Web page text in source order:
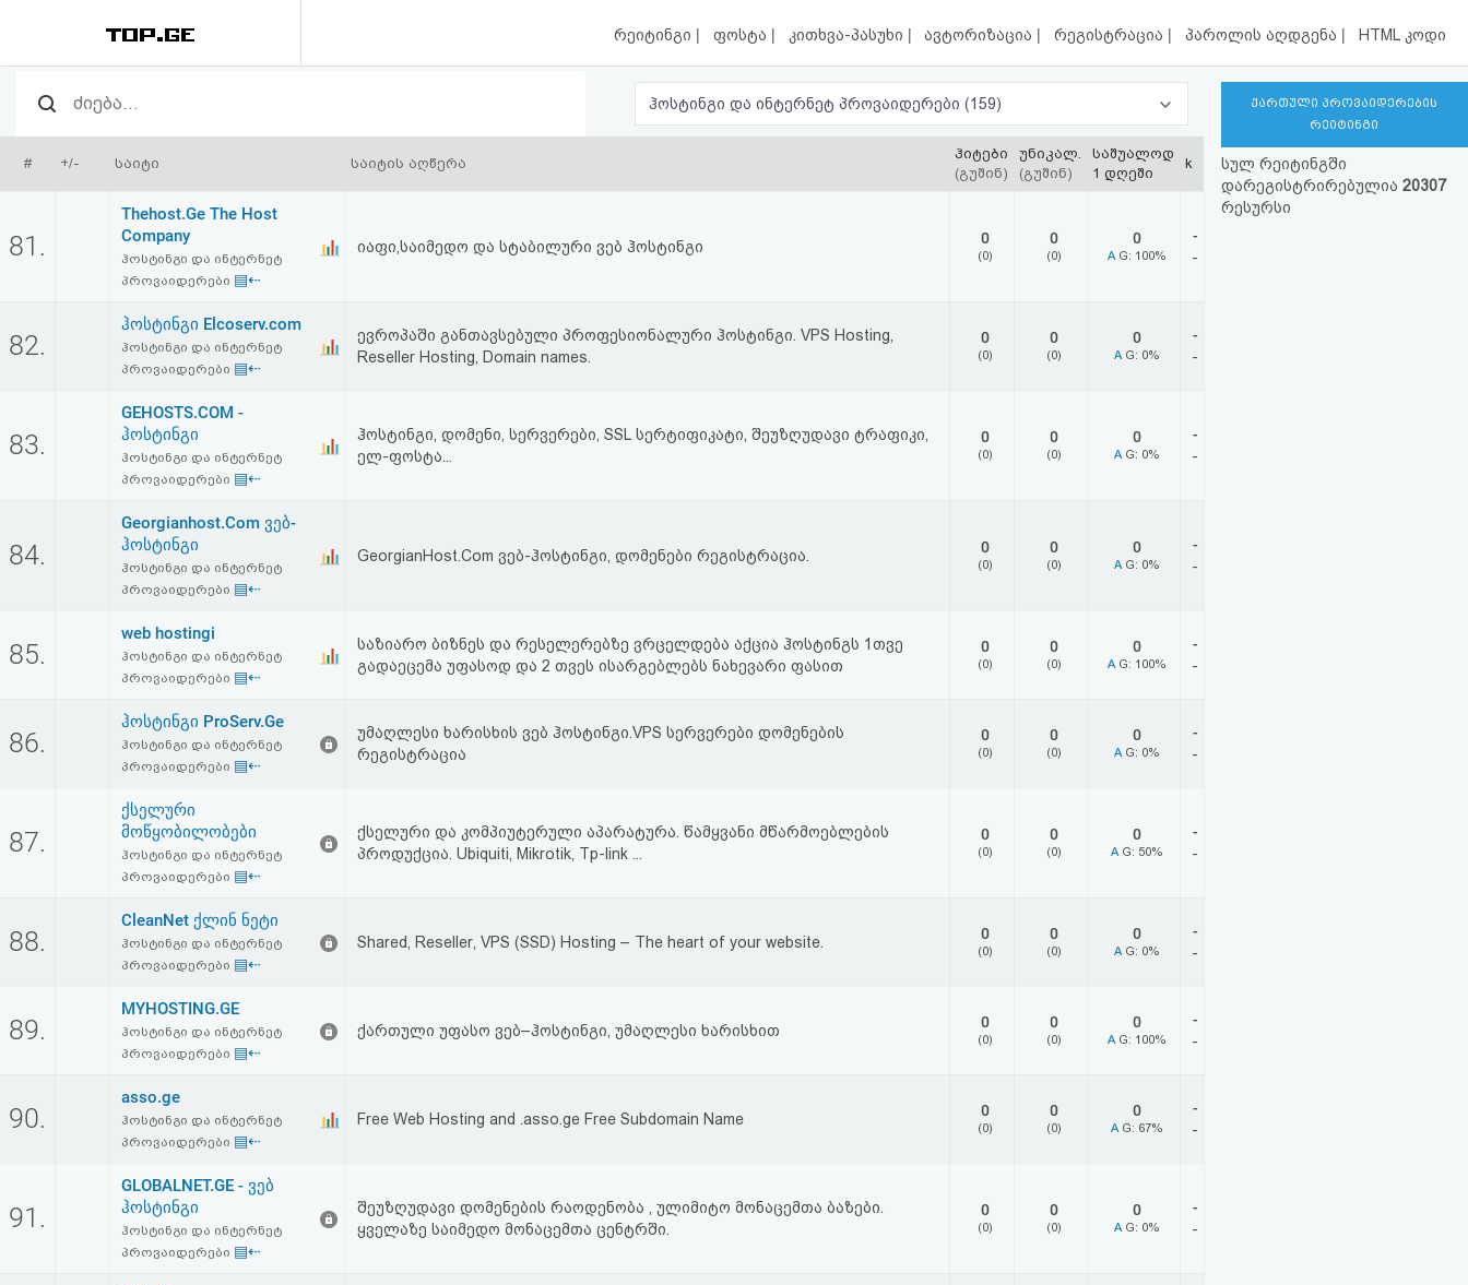
რეიტინგი | ფოსტა | კითხვა-პასუხი | ავტორიზაცია | რეგისტრაცია | პაროლის აღდგენა | HTML კოდი
რეიტინგი
(მთავარი)
ფოსტა
კითხვა-
ავტორიზაცია
რეგისტრაცია
პაროლის
HTML
სალიცენზიო
და
ჰოსტინგი და ინტერნეტ პროვაიდერები (159)
# +/- საიტი საიტის აღწერა
ჰიტები
(გუშინ)
უნიკალ.
(გუშინ)
საშუალოდ
1 დღეში
k
81.
Thehost.Ge The Host
Company
ჰოსტინგი და ინტერნეტ
პროვაიდერები ▤⇠
იაფი,საიმედო და სტაბილური ვებ ჰოსტინგი 0
(0)
0
(0)
0
A G: 100%
-
-
82.
ჰოსტინგი Elcoserv.com
ჰოსტინგი და ინტერნეტ
პროვაიდერები ▤⇠
ევროპაში განთავსებული პროფესიონალური ჰოსტინგი. VPS Hosting,
Reseller Hosting, Domain names.
0
(0)
0
(0)
0
A G: 0%
-
-
83.
GEHOSTS.COM -
ჰოსტინგი
ჰოსტინგი და ინტერნეტ
პროვაიდერები ▤⇠
ჰოსტინგი, დომენი, სერვერები, SSL სერტიფიკატი, შეუზღუდავი ტრაფიკი,
ელ-ფოსტა...
0
(0)
0
(0)
0
A G: 0%
-
-
84.
Georgianhost.Com ვებ-
ჰოსტინგი
ჰოსტინგი და ინტერნეტ
პროვაიდერები ▤⇠
GeorgianHost.Com ვებ-ჰოსტინგი, დომენები რეგისტრაცია. 0
(0)
0
(0)
0
A G: 0%
-
-
85.
web hostingi
ჰოსტინგი და ინტერნეტ
პროვაიდერები ▤⇠
საზიარო ბიზნეს და რესელერებზე ვრცელდება აქცია ჰოსტინგს 1თვე
გადაეცემა უფასოდ და 2 თვეს ისარგებლებს ნახევარი ფასით
0
(0)
0
(0)
0
A G: 100%
-
-
86.
ჰოსტინგი ProServ.Ge
ჰოსტინგი და ინტერნეტ
პროვაიდერები ▤⇠
უმაღლესი ხარისხის ვებ ჰოსტინგი.VPS სერვერები დომენების
რეგისტრაცია
0
(0)
0
(0)
0
A G: 0%
-
-
87.
ქსელური
მოწყობილობები
ჰოსტინგი და ინტერნეტ
პროვაიდერები ▤⇠
ქსელური და კომპიუტერული აპარატურა. წამყვანი მწარმოებლების
პროდუქცია. Ubiquiti, Mikrotik, Tp-link ...
0
(0)
0
(0)
0
A G: 50%
-
-
88.
CleanNet ქლინ ნეტი
ჰოსტინგი და ინტერნეტ
პროვაიდერები ▤⇠
Shared, Reseller, VPS (SSD) Hosting – The heart of your website. 0
(0)
0
(0)
0
A G: 0%
-
-
89.
MYHOSTING.GE
ჰოსტინგი და ინტერნეტ
პროვაიდერები ▤⇠
ქართული უფასო ვებ–ჰოსტინგი, უმაღლესი ხარისხით 0
(0)
0
(0)
0
A G: 100%
-
-
90.
asso.ge
ჰოსტინგი და ინტერნეტ
პროვაიდერები ▤⇠
Free Web Hosting and .asso.ge Free Subdomain Name 0
(0)
0
(0)
0
A G: 67%
-
-
91.
GLOBALNET.GE - ვებ
ჰოსტინგი
ჰოსტინგი და ინტერნეტ
პროვაიდერები ▤⇠
შეუზღუდავი დომენების რაოდენობა , ულიმიტო მონაცემთა ბაზები.
ყველაზე საიმედო მონაცემთა ცენტრში.
0
(0)
0
(0)
0
A G: 0%
-
-
ქართული პროვაიდერების
რეიტინგი
სულ რეიტინგში
დარეგისტრირებულია 20307
რესურსი